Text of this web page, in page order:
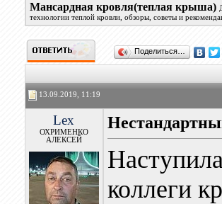
Мансардная кровля(теплая крыша)
технологии теплой кровли, обзоры, советы и
Поделиться…
13.09.2019, 11:19
Lex
ОХРИМЕНКО
АЛЕКСЕЙ
коллеги